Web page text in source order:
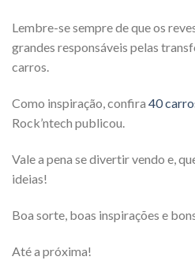
Lembre-se sempre de que os
grandes responsáveis pelas
carros.
Como inspiração, confira 40
Rock’ntech publicou.
Vale a pena se divertir vendo e,
ideias!
Boa sorte, boas inspirações e
Até a próxima!